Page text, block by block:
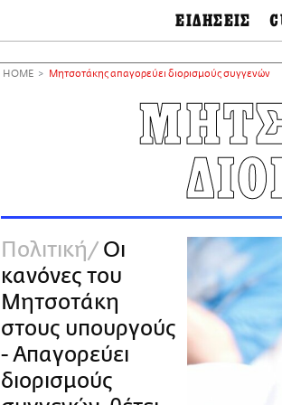
NEWSLETTER
ΜΙΚΡΟΠΡΑΓΜΑΤΑ
THE GOOD LIFO
LIFOLAND
PRINT
ΕΙΔΗΣΕΙΣ
Διεθνή
Οικονομία
Πολιτισμός
Αθλητισμός
Περιβάλλον
TV & Media
Tech &
European Lifo
&
HOME Μητσοτάκης απαγορεύει διορισμούς συγγενών
Πολιτική
Οι
κανόνες του
Μητσοτάκη
στους υπουργούς
- Απαγορεύει
διορισμούς